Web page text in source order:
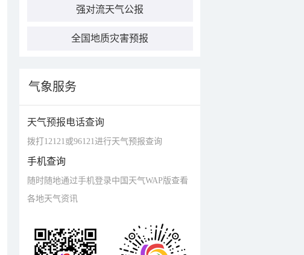
强对流天气公报
全国地质灾害预报
气象服务
天气预报电话查询
拨打12121或96121进行天气预报查询
手机查询
随时随地通过手机登录中国天气WAP版查看
各地天气资讯